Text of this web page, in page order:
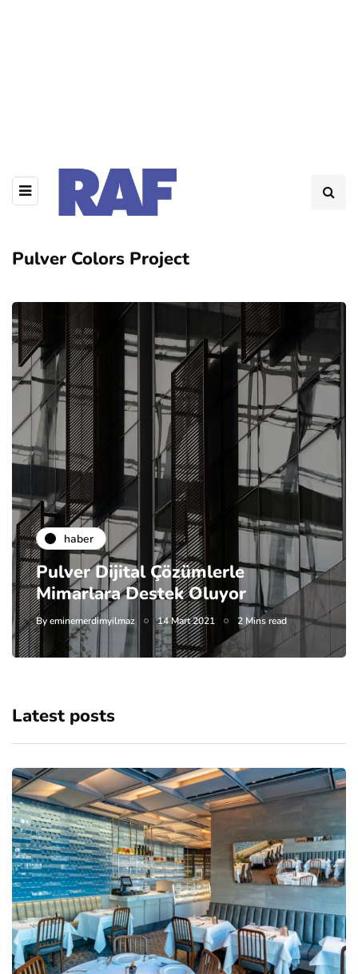
Pulver Colors Project
haber
Pulver Dijital Çözümlerle
Mimarlara Destek Oluyor
Byeminemerdimyilmaz 14 Mart 2021 2 Mins read
Latest posts